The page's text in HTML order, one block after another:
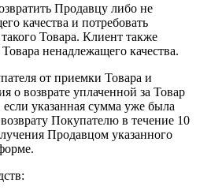
Продавцу либо не
качества и потребовать
Товара. Клиент также
ненадлежащего качества.
от приемки Товара и
о возврате уплаченной за Товар
указанная сумма уже была
Покупателю в течение 10
Продавцом указанного